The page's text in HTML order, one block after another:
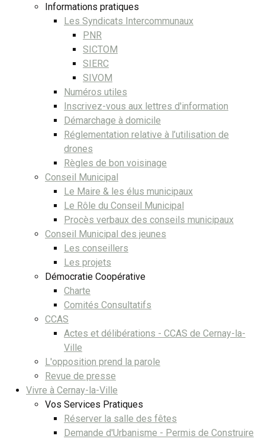
Informations pratiques
Les Syndicats Intercommunaux
PNR
SICTOM
SIERC
SIVOM
Numéros utiles
Inscrivez-vous aux lettres d'information
Démarchage à domicile
Réglementation relative à l’utilisation de
drones
Règles de bon voisinage
Conseil Municipal
Le Maire & les élus municipaux
Le Rôle du Conseil Municipal
Procès verbaux des conseils municipaux
Conseil Municipal des jeunes
Les conseillers
Les projets
Démocratie Coopérative
Charte
Comités Consultatifs
CCAS
Actes et délibérations - CCAS de Cernay-la-
Ville
L'opposition prend la parole
Revue de presse
Vivre à Cernay-la-Ville
Vos Services Pratiques
Réserver la salle des fêtes
Demande d'Urbanisme - Permis de Construire